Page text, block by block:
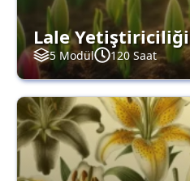
Lale Yetiştiriciliği
5 Modül 120 Saat